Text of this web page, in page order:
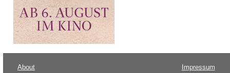
About Impressum